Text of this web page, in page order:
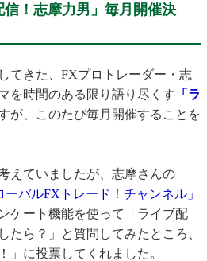
信！志摩力男」毎月開催決
てきた、FXプロトレーダー・志
を時間のある限り語り尽くす 「ラ
が、このたび毎月開催することを
ていましたが、 志摩さんの
ーバルFXトレード！チャンネル」
ケート機能を使って「 ライブ配
たら？」
と質問してみたところ、
」 に投票してくれました。